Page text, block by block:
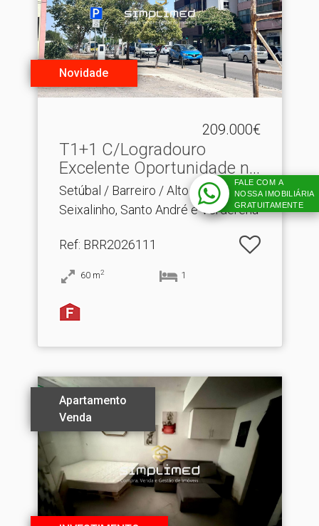
Novidade
209.000€
T1+1 C/Logradouro
Excelente Oportunidade no
B.​..
Setúbal / Barreiro / Alto do
Seixalinho, Santo André e Verderena
Ref: BRR2026111
60 m2 1
Apartamento
Venda
FALE COM A
NOSSA IMOBILIÁRIA
GRATUITAMENTE